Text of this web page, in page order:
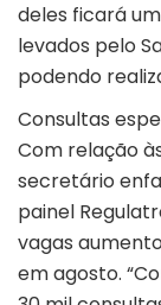
deles ficará
levados pelo
podendo
Consultas
Com relação
secretário
painel
vagas
em agosto.